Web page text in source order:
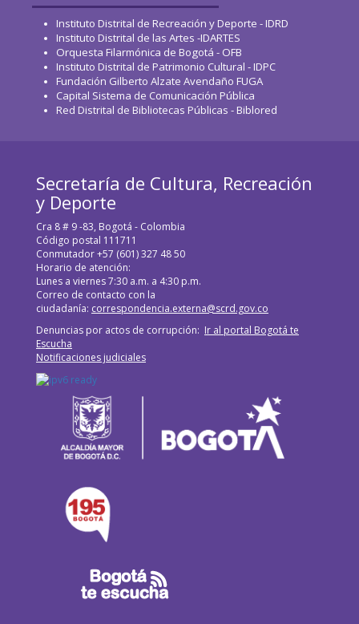
Instituto Distrital de Recreación y Deporte - IDRD
Instituto Distrital de las Artes -IDARTES
Orquesta Filarmónica de Bogotá - OFB
Instituto Distrital de Patrimonio Cultural - IDPC
Fundación Gilberto Alzate Avendaño FUGA
Capital Sistema de Comunicación Pública
Red Distrital de Bibliotecas Públicas - Biblored
Secretaría de Cultura, Recreación
y Deporte
Cra 8 # 9 -83, Bogotá - Colombia
Código postal 111711
Conmutador +57 (601) 327 48 50
Horario de atención:
Lunes a viernes 7:30 a.m. a 4:30 p.m.
Correo de contacto con la
ciudadanía: correspondencia.externa@scrd.gov.co
Denuncias por actos de corrupción: Ir al portal Bogotá te
Escucha
Notificaciones judiciales